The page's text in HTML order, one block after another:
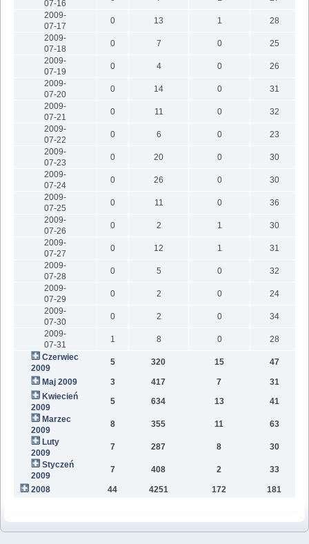
07-16
2009-
07-17
0 13 1
28
2009-
07-18
0 7 0
25
2009-
07-19
0 4 0
26
2009-
07-20
0 14 0
31
2009-
07-21
0 11 0
32
2009-
07-22
0 6 0
23
2009-
07-23
0 20 0
30
2009-
07-24
0 26 0
30
2009-
07-25
0 11 0
36
2009-
07-26
0 2 1
30
2009-
07-27
0 12 1
31
2009-
07-28
0 5 0
32
2009-
07-29
0 2 0
24
2009-
07-30
0 2 0
34
2009-
07-31
1 8 0
28
Czerwiec
2009
5 320 15 47
Maj 2009 3 417 7
31
Kwiecień
2009
5 634 13
41
Marzec
2009
8 355 11
63
Luty
2009
7 287 8
30
Styczeń
2009
7 408 2 33
2008 44 4251 172 181